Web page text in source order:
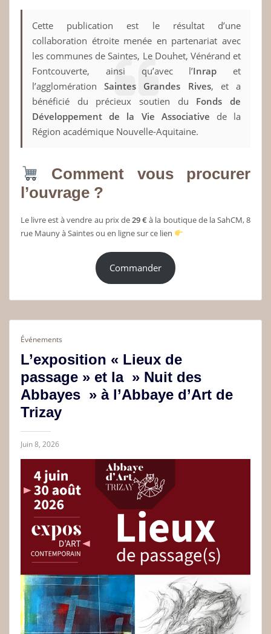
Cette publication est le résultat d’une
collaboration étroite menée en partenariat avec
les communes de Saintes, Le Douhet, Vénérand et
Fontcouverte, ainsi qu’avec l’Inrap et
l’agglomérationSaintes Grandes Rives, et a
bénéficié du précieux soutien du Fonds de
Développement de la Vie Associative de la
Région académique Nouvelle-Aquitaine.
Comment vous procurer
l’ouvrage ?
Le livre est à vendre au prix de29 € à la boutique de la SahCM, 8
rue Mauny à Saintes ou en ligne sur ce lien
Commander
Événements
L’exposition « Lieux de
passage » et la » Nuit des
Abbayes » à l’Abbaye d’Art de
Trizay
Juin 8, 2026